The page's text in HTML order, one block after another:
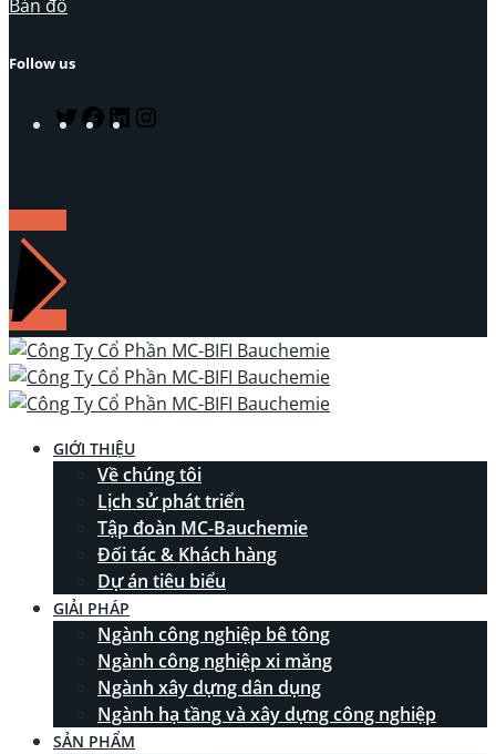
Bản đồ
Follow us
TwitterFacebook
LinkedIn
GIỚI THIỆU
Về chúng tôi
Lịch sử phát triển
Tập đoàn MC-Bauchemie
Đối tác & Khách hàng
Dự án tiêu biểu
GIẢI PHÁP
Ngành công nghiệp bê tông
Ngành công nghiệp xi măng
Ngành xây dựng dân dụng
Ngành hạ tầng và xây dựng công nghiệp
SẢN PHẨM